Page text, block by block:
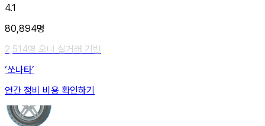
4.1
80,894명
2,514명 오너 실거래 기반
‘쏘나타’
연간 정비 비용 확인하기